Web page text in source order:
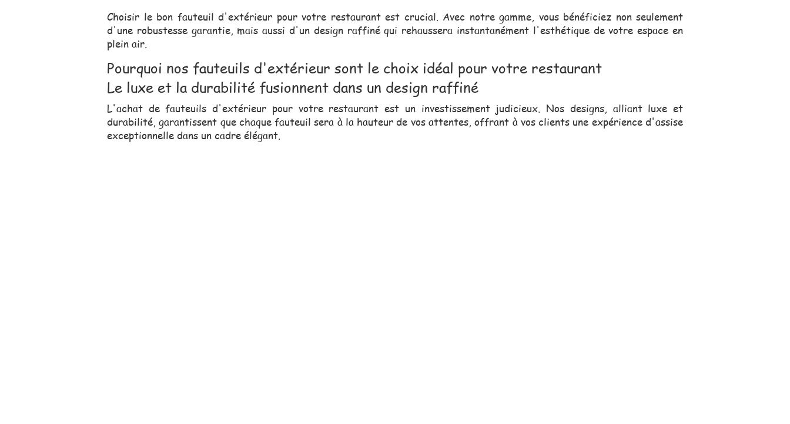
Choisir le bon fauteuil d'extérieur pour votre restaurant est crucial. Avec notre gamme, vous bénéficiez non seulement
d'une robustesse garantie, mais aussi d'un design raffiné qui rehaussera instantanément l'esthétique de votre espace en
plein air.
Pourquoi nos fauteuils d'extérieur sont le choix idéal pour votre restaurant
Le luxe et la durabilité fusionnent dans un design raffiné
L'achat de fauteuils d'extérieur pour votre restaurant est un investissement judicieux. Nos designs, alliant luxe et
durabilité, garantissent que chaque fauteuil sera à la hauteur de vos attentes, offrant à vos clients une expérience d'assise
exceptionnelle dans un cadre élégant.